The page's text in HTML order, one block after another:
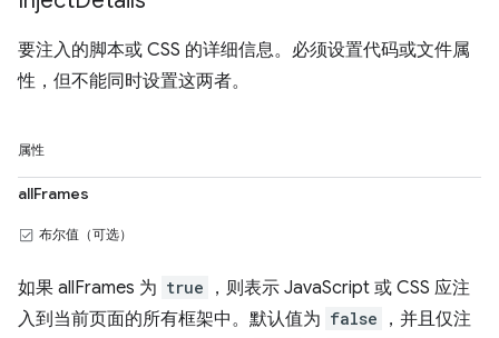
要注入的脚本或 CSS 的详细信息。必须设置代码或文件属
性，但不能同时设置这两者。
属性
allFrames
布尔值（可选）
如果 allFrames 为 true
，则表示 JavaScript 或 CSS 应注
入到当前页面的所有框架中。默认值为 false
，并且仅注